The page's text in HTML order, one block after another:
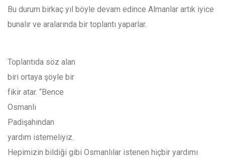
Bu durum birkaç yıl böyle devam edince Almanlar artık iyice
bunalır ve aralarında bir toplantı yaparlar.
Toplantıda söz alan
biri ortaya şöyle bir
fikir atar. “Bence
Osmanlı
Padişahından
yardım istemeliyiz.
Hepimizin bildiği gibi Osmanlılar istenen hiçbir yardımı